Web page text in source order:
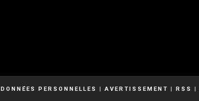
DONNÉES PERSONNELLES | AVERTISSEMENT | RSS |